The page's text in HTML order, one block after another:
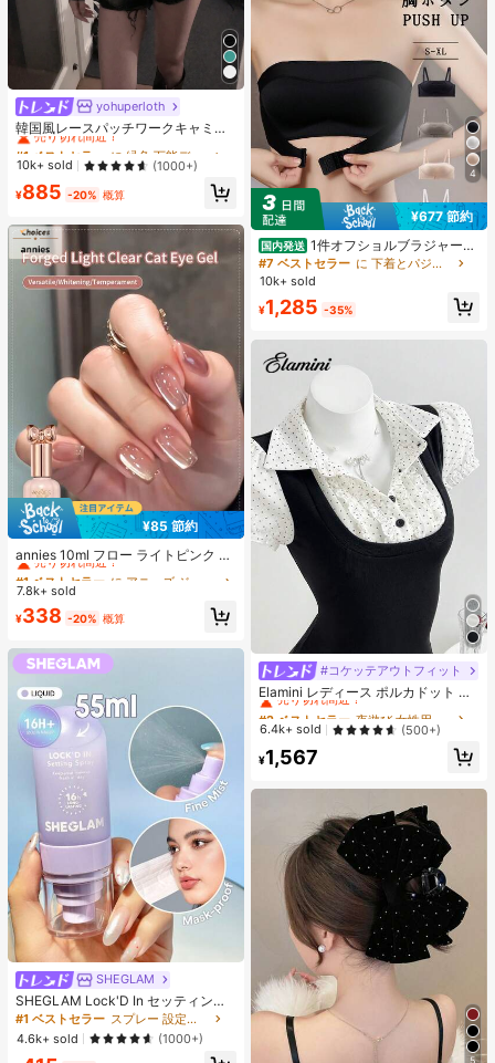
yohuperloth
韓国風レースパッチワークキャミソ
ールタンクトップ、Y2Kエステティ
ック、ストリートウェアカジュアル
サマー
#1 ベストセラー
売り切れ間近！
#1 ベストセラー
売り切れ間近！
#1 ベストセラー
売り切れ間近！
#1 ベストセラー
売り切れ間近！
10k+ sold (1000+)
¥885 -20% 概算
¥85 節約
annies 10ml フロー ライトピンク キ
ャットアイ ジェルネイルポリッシュ
ウルトラシャイン UVジェル ミラー
グラス キャットマグネットジェル ワ
ニス ネイルサプライ
#1 ベストセラー
に アニーズ ジェルネイルポリッシュ
売り切れ間近！
#1 ベストセラー
売り切れ間近！
#1 ベストセラー
売り切れ間近！
#1 ベストセラー
に アニーズ ジェルネイルポリッシュ
7.8k+ sold
¥338 -20% 概算
SHEGLAM
SHEGLAM Lock'D In セッティング
スプレー 女性と女の子のためのブラ
ンドビューティーコスメメイクアッ
プ
#1 ベストセラー
スプレー 設定スプレー
4.6k+ sold
(1000+)
4
¥677 節約
国内発送 1件オフショルブラジャー、
小胸用アップチューブトップ、 オフ
ショルインナー 、脇高 谷間メイク下
ャー
#7 ベストセラー
に 下着とパジャマ
10k+ sold
¥1,285 -35%
#コケッテアウトフィット
Elamini レディース ポルカドット パ
ッチワーク レーストリム 配色 ウエ
スト ショートスリーブ トップス 夏
用
#2 ベストセラー
夜遊び 女性用ブラウス
売り切れ間近！
#2 ベストセラー
売り切れ間近！
#2 ベストセラー
売り切れ間近！
#2 ベストセラー
売り切れ間近！
6.4k+ sold (500+)
¥1,567
5